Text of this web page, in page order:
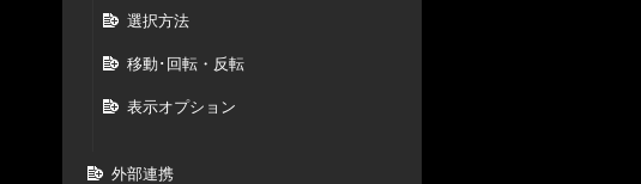
選択方法
移動･回転・反転
表示オプション
外部連携